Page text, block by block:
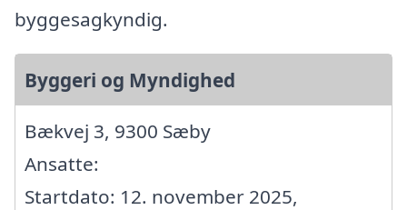
byggesagkyndig.
Byggeri og Myndighed
Bækvej 3, 9300 Sæby
Ansatte:
Startdato: 12. november 2025,